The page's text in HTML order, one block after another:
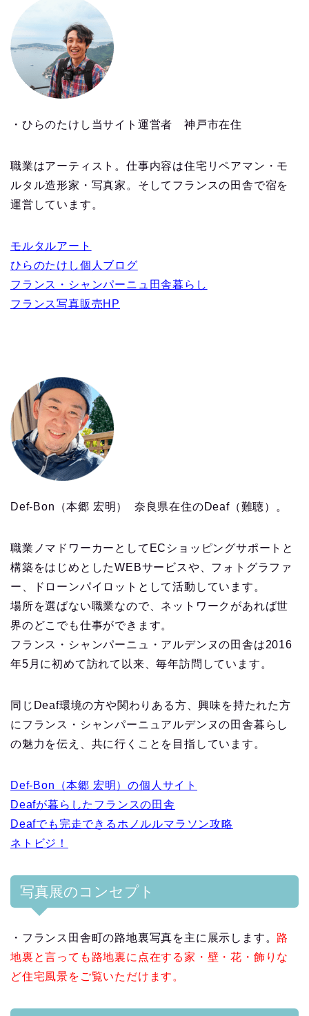
・ひらのたけし当サイト運営者 神戸市在住
職業はアーティスト。仕事内容は住宅リペアマン・モ
ルタル造形家・写真家。そしてフランスの田舎で宿を
運営しています。
モルタルアート
ひらのたけし個人ブログ
フランス・シャンパーニュ田舎暮らし
フランス写真販売HP
Def-Bon（本郷 宏明） 奈良県在住のDeaf（難聴）。
職業ノマドワーカーとしてECショッピングサポートと
構築をはじめとしたWEBサービスや、フォトグラファ
ー、ドローンパイロットとして活動しています。
場所を選ばない職業なので、ネットワークがあれば世
界のどこでも仕事ができます。
フランス・シャンパーニュ・アルデンヌの田舎は2016
年5月に初めて訪れて以来、毎年訪問しています。
同じDeaf環境の方や関わりある方、興味を持たれた方
にフランス・シャンパーニュアルデンヌの田舎暮らし
の魅力を伝え、共に行くことを目指しています。
Def-Bon（本郷 宏明）の個人サイト
Deafが暮らしたフランスの田舎
Deafでも完走できるホノルルマラソン攻略
ネトビジ！
写真展のコンセプト
・フランス田舎町の路地裏写真を主に展示します。 路
地裏と言っても路地裏に点在する家・壁・花・飾りな
ど住宅風景をご覧いただけます。